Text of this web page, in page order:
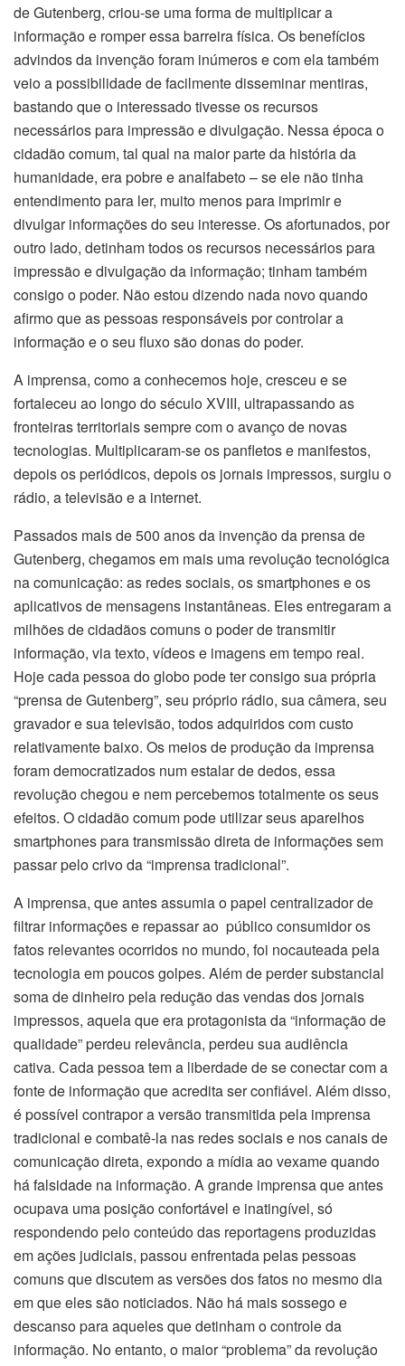
de Gutenberg, criou-se uma forma de multiplicar a
informação e romper essa barreira física. Os benefícios
advindos da invenção foram inúmeros e com ela também
veio a possibilidade de facilmente disseminar mentiras,
bastando que o interessado tivesse os recursos
necessários para impressão e divulgação. Nessa época o
cidadão comum, tal qual na maior parte da história da
humanidade, era pobre e analfabeto – se ele não tinha
entendimento para ler, muito menos para imprimir e
divulgar informações do seu interesse. Os afortunados, por
outro lado, detinham todos os recursos necessários para
impressão e divulgação da informação; tinham também
consigo o poder. Não estou dizendo nada novo quando
afirmo que as pessoas responsáveis por controlar a
informação e o seu fluxo são donas do poder.
A imprensa, como a conhecemos hoje, cresceu e se
fortaleceu ao longo do século XVIII, ultrapassando as
fronteiras territoriais sempre com o avanço de novas
tecnologias. Multiplicaram-se os panfletos e manifestos,
depois os periódicos, depois os jornais impressos, surgiu o
rádio, a televisão e a internet.
Passados mais de 500 anos da invenção da prensa de
Gutenberg, chegamos em mais uma revolução tecnológica
na comunicação: as redes sociais, os smartphones e os
aplicativos de mensagens instantâneas. Eles entregaram a
milhões de cidadãos comuns o poder de transmitir
informação, via texto, vídeos e imagens em tempo real.
Hoje cada pessoa do globo pode ter consigo sua própria
“prensa de Gutenberg”, seu próprio rádio, sua câmera, seu
gravador e sua televisão, todos adquiridos com custo
relativamente baixo. Os meios de produção da imprensa
foram democratizados num estalar de dedos, essa
revolução chegou e nem percebemos totalmente os seus
efeitos. O cidadão comum pode utilizar seus aparelhos
smartphones para transmissão direta de informações sem
passar pelo crivo da “imprensa tradicional”.
A imprensa, que antes assumia o papel centralizador de
filtrar informações e repassar ao público consumidor os
fatos relevantes ocorridos no mundo, foi nocauteada pela
tecnologia em poucos golpes. Além de perder substancial
soma de dinheiro pela redução das vendas dos jornais
impressos, aquela que era protagonista da “informação de
qualidade” perdeu relevância, perdeu sua audiência
cativa. Cada pessoa tem a liberdade de se conectar com a
fonte de informação que acredita ser confiável. Além disso,
é possível contrapor a versão transmitida pela imprensa
tradicional e combatê-la nas redes sociais e nos canais de
comunicação direta, expondo a mídia ao vexame quando
há falsidade na informação. A grande imprensa que antes
ocupava uma posição confortável e inatingível, só
respondendo pelo conteúdo das reportagens produzidas
em ações judiciais, passou enfrentada pelas pessoas
comuns que discutem as versões dos fatos no mesmo dia
em que eles são noticiados. Não há mais sossego e
descanso para aqueles que detinham o controle da
informação. No entanto, o maior “problema” da revolução